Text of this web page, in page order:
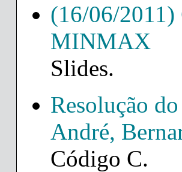
(16/06/
MINMAX
Slides.
Resolução
André,
Código C.